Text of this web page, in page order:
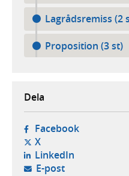
Lagrådsremiss (2
Proposition (3 st)
Dela
Facebook- öppnas i
X- öppnas i ny flik,
LinkedIn- öppnas i
E-post- öppnar din